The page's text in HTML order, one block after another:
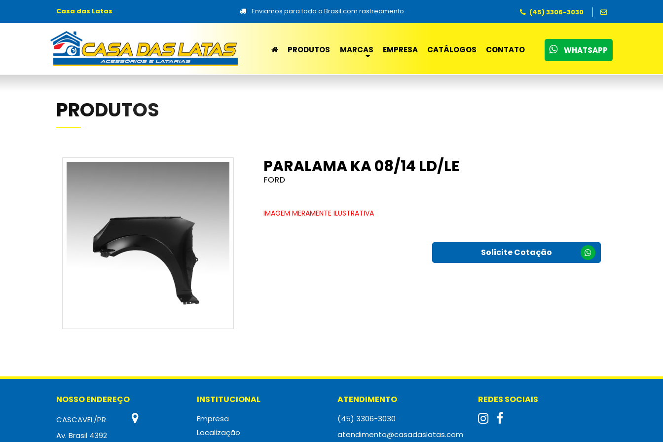
Casa das Latas Enviamos para todo o Brasil com rastreamento (45) 3306-3030
PRODUTOS MARCAS EMPRESA CATÁLOGOS CONTATO WHATSAPP
PRODUTOS
PARALAMA KA 08/14 LD/LE
FORD
IMAGEM MERAMENTE ILUSTRATIVA
Solicite Cotação
NOSSO ENDEREÇO
CASCAVEL/PR
Av. Brasil 4392
INSTITUCIONAL
Empresa
Localização
ATENDIMENTO
(45) 3306-3030
atendimento@casadaslatas.com
REDES SOCIAIS